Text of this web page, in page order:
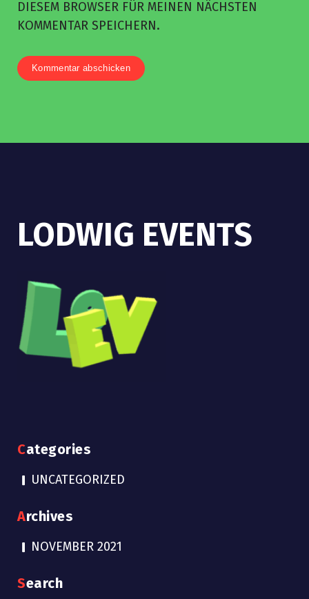
DIESEM BROWSER FÜR MEINEN NÄCHSTEN
KOMMENTAR SPEICHERN.
LODWIG EVENTS
Categories
UNCATEGORIZED
Archives
NOVEMBER 2021
Search